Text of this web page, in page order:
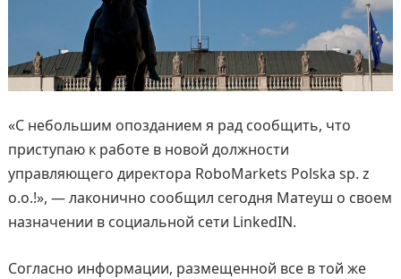
«С небольшим опозданием я рад сообщить, что
приступаю к работе в новой должности
управляющего директора RoboMarkets Polska sp. z
o.o.!», — лаконично сообщил сегодня Матеуш о своем
назначении в социальной сети LinkedIN.
Согласно информации, размещенной все в той же